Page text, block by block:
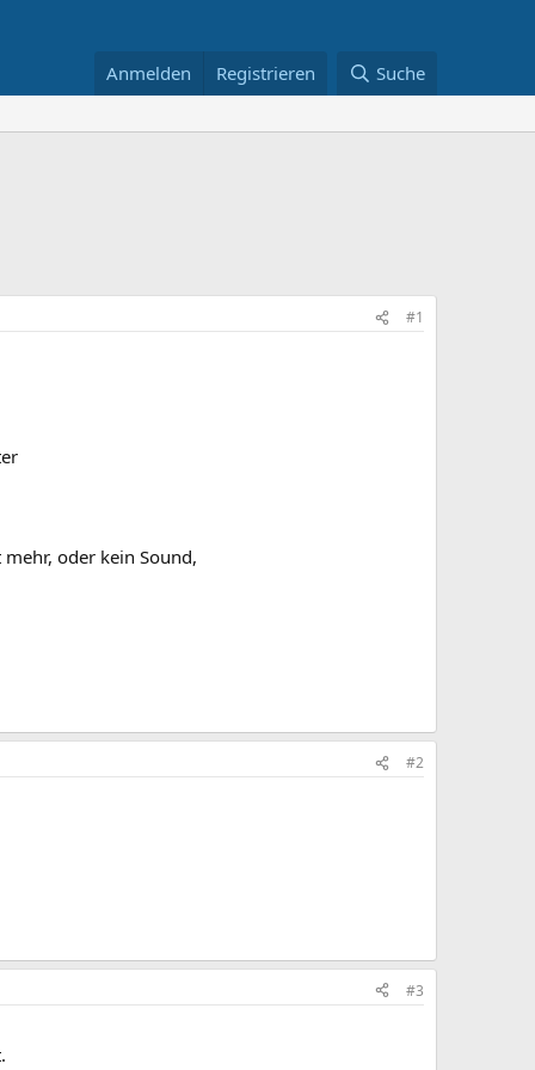
Anmelden Registrieren Suche
#1
oder kein Sound,
#2
#3